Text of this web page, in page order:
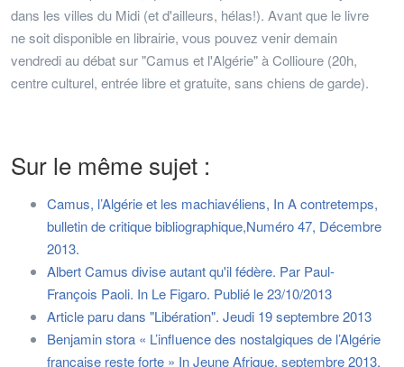
dans les villes du Midi (et d'ailleurs, hélas!). Avant que le livre
ne soit disponible en librairie, vous pouvez venir demain
vendredi au débat sur "Camus et l'Algérie" à Collioure (20h,
centre culturel, entrée libre et gratuite, sans chiens de garde).
Sur le même sujet :
Camus, l’Algérie et les machiavéliens, In A contretemps,
bulletin de critique bibliographique,Numéro 47, Décembre
2013.
Albert Camus divise autant qu'il fédère. Par Paul-
François Paoli. In Le Figaro. Publié le 23/10/2013
Article paru dans "Libération". Jeudi 19 septembre 2013
Benjamin stora « L’influence des nostalgiques de l’Algérie
française reste forte » In Jeune Afrique, septembre 2013.